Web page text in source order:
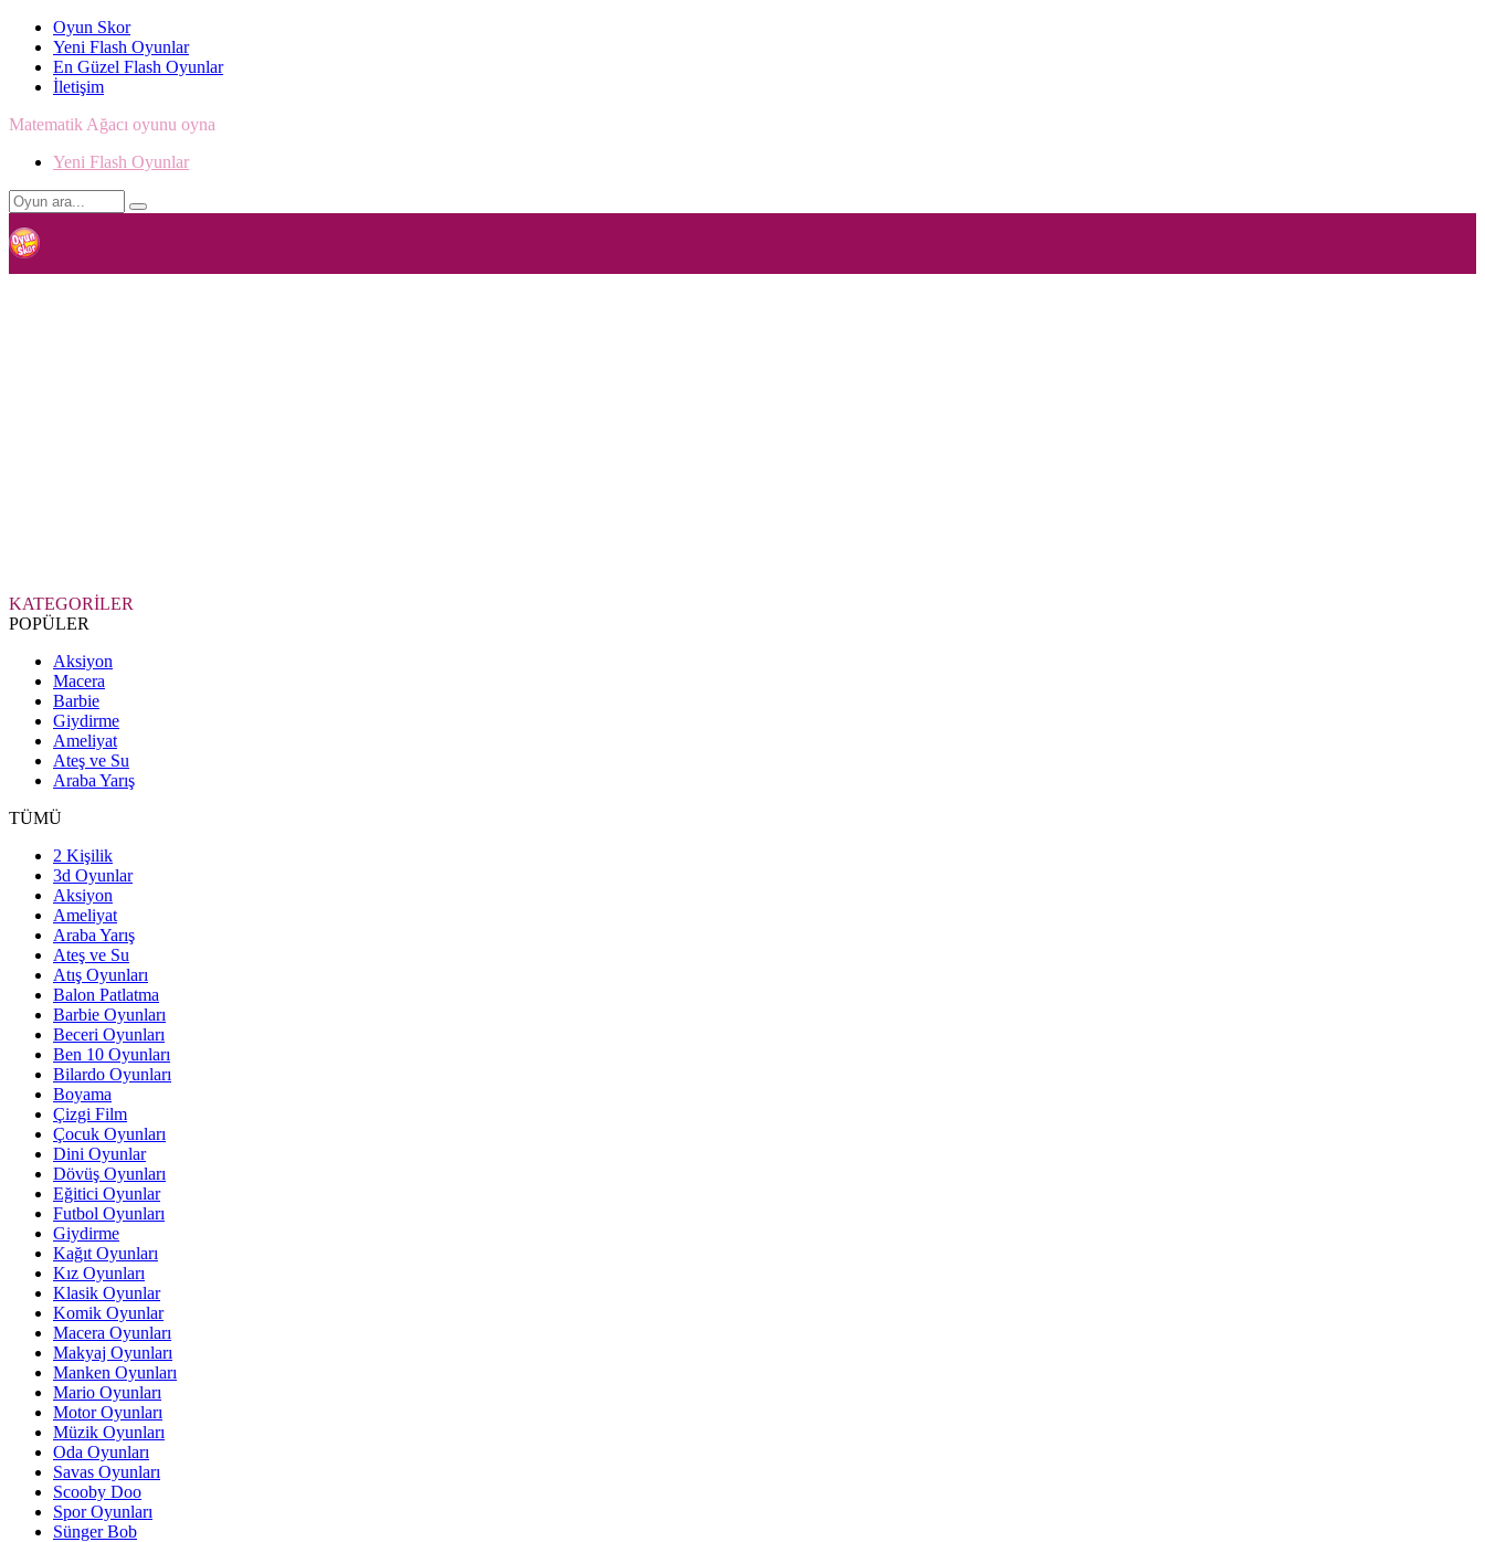
Oyun Skor
Yeni Flash Oyunlar
En Güzel Flash Oyunlar
İletişim
Matematik Ağacı oyunu oyna
Yeni Flash Oyunlar
KATEGORİLER
POPÜLER
Aksiyon
Macera
Barbie
Giydirme
Ameliyat
Ateş ve Su
Araba Yarış
TÜMÜ
2 Kişilik
3d Oyunlar
Aksiyon
Ameliyat
Araba Yarış
Ateş ve Su
Atış Oyunları
Balon Patlatma
Barbie Oyunları
Beceri Oyunları
Ben 10 Oyunları
Bilardo Oyunları
Boyama
Çizgi Film
Çocuk Oyunları
Dini Oyunlar
Dövüş Oyunları
Eğitici Oyunlar
Futbol Oyunları
Giydirme
Kağıt Oyunları
Kız Oyunları
Klasik Oyunlar
Komik Oyunlar
Macera Oyunları
Makyaj Oyunları
Manken Oyunları
Mario Oyunları
Motor Oyunları
Müzik Oyunları
Oda Oyunları
Savas Oyunları
Scooby Doo
Spor Oyunları
Sünger Bob